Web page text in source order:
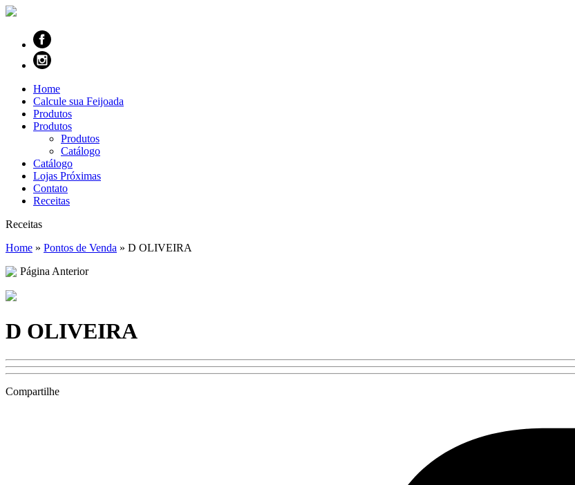
Home
Calcule sua Feijoada
Produtos
Produtos
Produtos
Catálogo
Catálogo
Lojas Próximas
Contato
Receitas
Receitas
Home » Pontos de Venda » D OLIVEIRA
Página Anterior
D OLIVEIRA
Compartilhe